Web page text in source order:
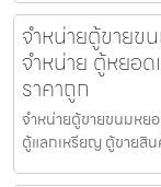
จำหน่ายตู้ขายข
จำหน่าย ตู้หยอ
ราคาถูก
จำหน่ายตู้ขายขนมหย
ตู้แลกเหรียญ ตู้ขายสิ